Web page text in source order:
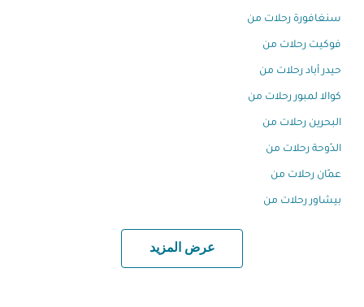
سنغافورة رحلات من
فوكيت رحلات من
حيدر أباد رحلات من
كوالا لمبور رحلات من
البحرين رحلات من
الدّوحة رحلات من
عمّان رحلات من
بيشاور رحلات من
عرض المزيد